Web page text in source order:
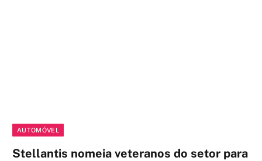
AUTOMÓVEL
Stellantis nomeia veteranos do setor para